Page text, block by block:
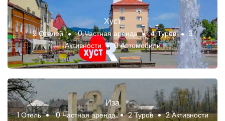
Хуст
2 Отелей 0 Частная аренда 4 Туров
3
Активности
0 Автомобили
Иза
1 Отель 0 Частная аренда 2 Туров
2 Активности